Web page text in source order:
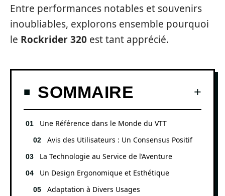
Entre performances notables et souvenirs
inoubliables, explorons ensemble pourquoi
le Rockrider 320 est tant apprécié.
SOMMAIRE
Une Référence dans le Monde du VTT
Avis des Utilisateurs : Un Consensus Positif
La Technologie au Service de l’Aventure
Un Design Ergonomique et Esthétique
Adaptation à Divers Usages